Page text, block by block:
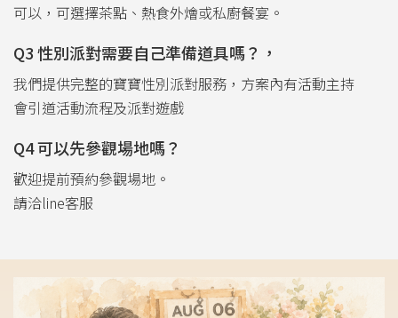
可以，可選擇茶點、熱食外燴或私廚餐宴。
Q3 性別派對需要自己準備道具嗎？，
我們提供完整的寶寶性別派對服務，方案內有活動主持
會引道活動流程及派對遊戲
Q4 可以先參觀場地嗎？
歡迎提前預約參觀場地。
請洽line客服